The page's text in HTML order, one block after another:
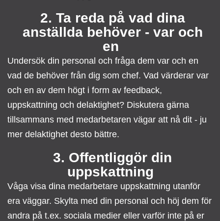
2. Ta reda på vad dina
anställda behöver - var och
en
Undersök din personal och fråga dem var och en
vad de behöver från dig som chef. Vad värderar var
och en av dem högt i form av feedback,
uppskattning och delaktighet? Diskutera gärna
tillsammans med medarbetaren vägar att nå dit - ju
mer delaktighet desto bättre.
3. Offentliggör din
uppskattning
Våga visa dina medarbetare uppskattning utanför
era väggar. Skylta med din personal och höj dem för
andra på t.ex. sociala medier eller varför inte på er